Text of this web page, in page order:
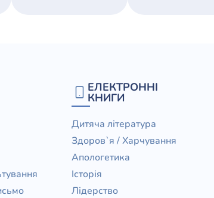
ЕЛЕКТРОННІ
КНИГИ
Дитяча література
Здоров`я / Харчування
Апологетика
Історія
Лідерство